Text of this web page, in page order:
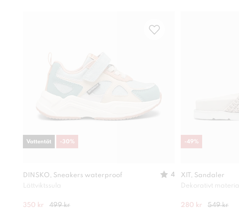
DINSKO, Sneakers waterproof
4
Lättviktssula
350 kr 499 kr
Vattentät -30%
XIT, Sandaler
Dekorativt material
280 kr 549 kr
-49%